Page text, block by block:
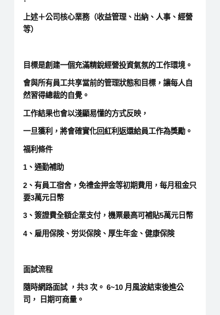
上述＋公司核心業務（收益管理、出納、人事、經營
等）
目標是創建一個充滿精銳經營投資氣氛的工作環境。
會與所有員工共享當前的管理狀態和目標，讓每人自
然習得總裁的自覺。
工作結果也會以淺顯易懂的方式反映，
一旦獲利，將會確實化回紅利返還給員工作為獎勵。
福利條件
1、通勤補助
2、有員工宿舍，免禮金押金等初期費用，每月租金只
要3萬元日幣
3、簽證費全額企業支付，機票最高可補貼5萬元日幣
4、雇用保険、労災保険、厚生年金、健康保険
面試流程
隨時網路面試 ，共3 次。 6~10 月風波結束後進公
司， 日期可商量。